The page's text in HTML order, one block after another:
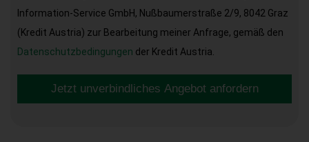
Information-Service GmbH, Nußbaumerstraße 2/9, 8042 Graz
(Kredit Austria) zur Bearbeitung meiner Anfrage, gemäß den
Datenschutzbedingungen der Kredit Austria.
Jetzt unverbindliches Angebot anfordern